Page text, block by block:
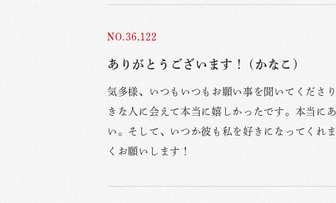
NO.36,122
ありがとうございます！ (かなこ)
気多様、いつもいつもお願い事を聞いてくださ
きな人に会えて本当に嬉しかったです。本当に
い。そして、いつか彼も私を好きになってくれ
くお願いします！